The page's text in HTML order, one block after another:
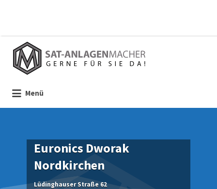
Suchen
nach:
Menü
Euronics Dworak
Nordkirchen
Lüdinghauser Straße 62